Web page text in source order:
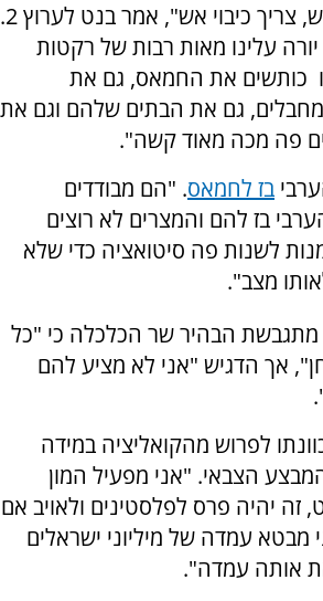
"לא צריך הפסקת אש, צריך כיבוי אש", אמר בנט לערוץ 2.
עלינו מאות רבות של רקטות
כותשים את החמאס, גם את
גם את הבתים שלהם וגם את
פה מכה מאוד קשה".
בז לחמאס. "הם מבודדים
בז להם והמצרים לא רוצים
לשנות פה סיטואציה כדי שלא
מצב".
הבהיר שר הכלכלה כי "כל
אך הדגיש "אני לא מציע להם
לפרוש מהקואליציה במידה
הצבאי. "אני מפעיל המון
זה יהיה פרס לפלסטינים ולאויב אם
עמדה של מיליוני ישראלים
אותה עמדה".